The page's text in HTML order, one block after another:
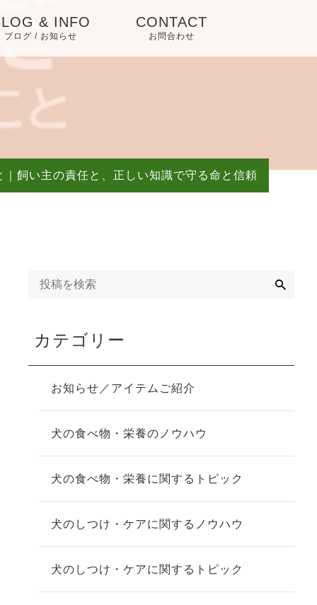
& INFO
ブログ / お知らせ
ご紹介
CONTACT
お問合わせ
飼い主の責任と、正しい知識で守る命と信頼
カテゴリー
お知らせ／アイテムご紹介
犬の食べ物・栄養のノウハウ
犬の食べ物・栄養に関するトピック
犬のしつけ・ケアに関するノウハウ
犬のしつけ・ケアに関するトピック